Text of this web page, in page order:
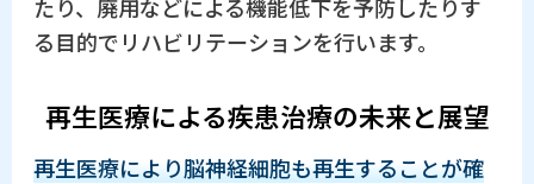
たり、廃用などによる機能低下を予防したりす
る目的でリハビリテーションを行います。
再生医療による疾患治療の未来と展望
再生医療により脳神経細胞も再生することが確